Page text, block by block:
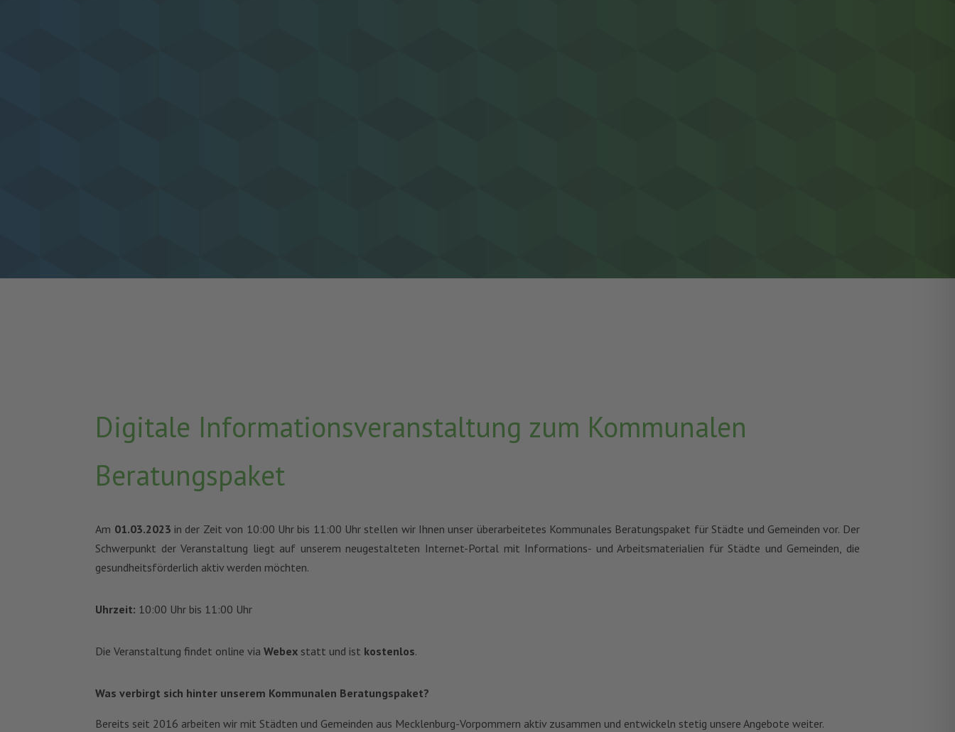
Digitale Informationsveranstaltung zum Kommunalen
Beratungspaket
Am 01.03.2023 in der Zeit von 10:00 Uhr bis 11:00 Uhr stellen wir Ihnen unser überarbeitetes Kommunales Beratungspaket für Städte und Gemeinden vor. Der
Schwerpunkt der Veranstaltung liegt auf unserem neugestalteten Internet-Portal mit Informations- und Arbeitsmaterialien für Städte und Gemeinden, die
gesundheitsförderlich aktiv werden möchten.
Uhrzeit: 10:00 Uhr bis 11:00 Uhr
Die Veranstaltung findet online viaWebex statt und ist kostenlos.
Was verbirgt sich hinter unserem Kommunalen Beratungspaket?
Bereits seit 2016 arbeiten wir mit Städten und Gemeinden aus Mecklenburg-Vorpommern aktiv zusammen und entwickeln stetig unsere Angebote weiter.